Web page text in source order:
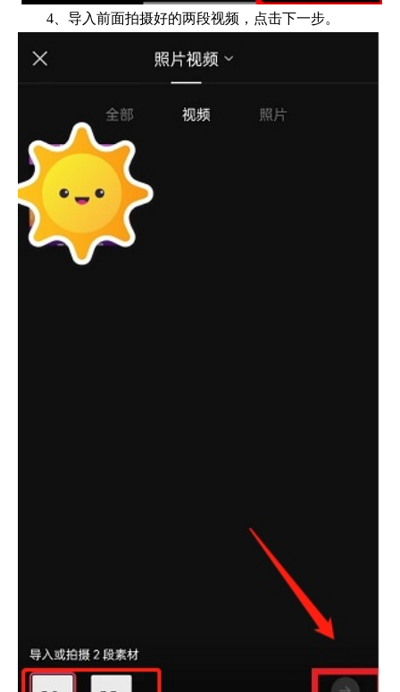
4、导入前面拍摄好的两段视频，点击下一步。